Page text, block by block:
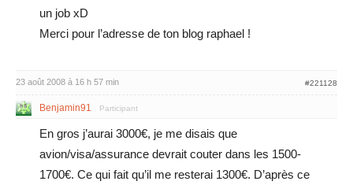
un job xD
Merci pour l’adresse de ton blog raphael !
23 août 2008 à 16 h 57 min #221128
Benjamin91 Participant
En gros j’aurai 3000€, je me disais que
avion/visa/assurance devrait couter dans les 1500-
1700€. Ce qui fait qu’il me resterai 1300€. D’après ce